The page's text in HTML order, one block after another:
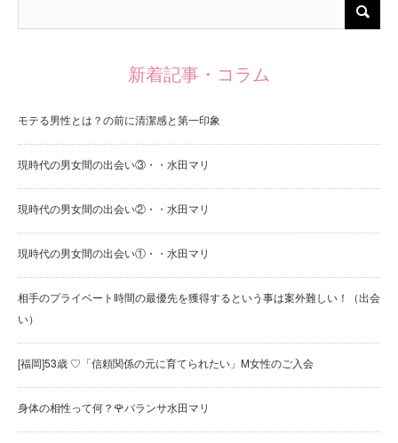
新着記事・コラム
モテる男性とは？の前に清潔感と第一印象
現時代の男女間の出会い③・・水田マリ
現時代の男女間の出会い②・・水田マリ
現時代の男女間の出会い①・・水田マリ
相手のプライベート時間の最優先を獲得するという事は案外難しい！（出会
い）
[福岡]53歳 ♡「信頼関係の元に育てられたい」M女性のご入会
身体の相性って何？🌹バランサ水田マリ